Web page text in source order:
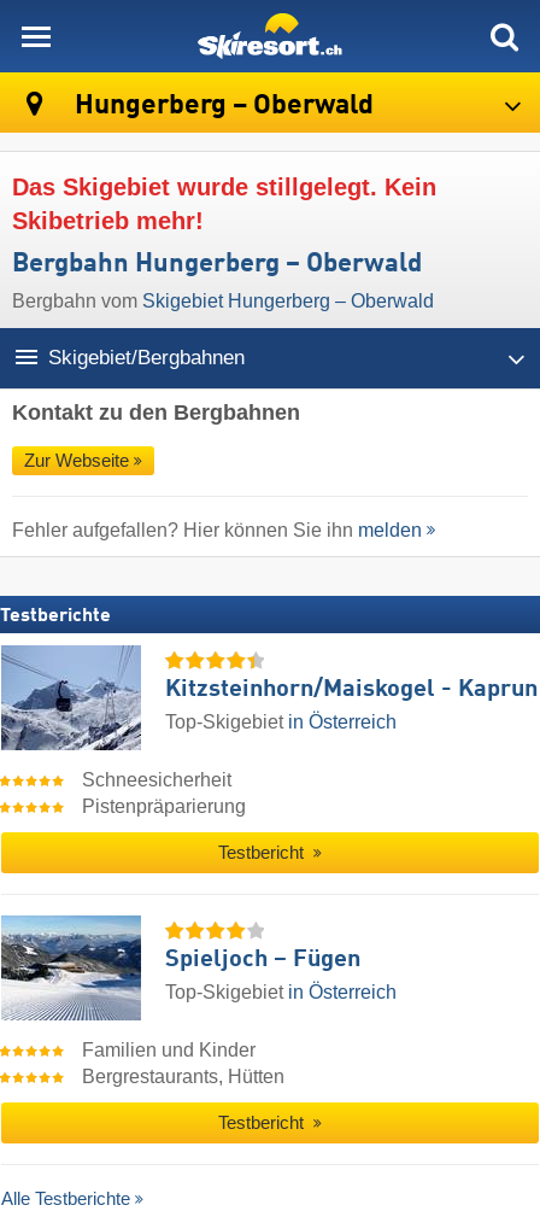
Hungerberg – Oberwald
Das Skigebiet wurde stillgelegt. Kein
Skibetrieb mehr!
Bergbahn Hungerberg – Oberwald
Bergbahn vom Skigebiet Hungerberg – Oberwald
Skigebiet/Bergbahnen
Kontakt zu den Bergbahnen
Zur Webseite
Fehler aufgefallen? Hier können Sie ihn melden
Testberichte
Kitzsteinhorn/​Maiskogel - Kaprun
Top-Skigebiet in Österreich
Schneesicherheit
Pistenpräparierung
Testbericht
Spieljoch – Fügen
Top-Skigebiet in Österreich
Familien und Kinder
Bergrestaurants, Hütten
Testbericht
Alle Testberichte